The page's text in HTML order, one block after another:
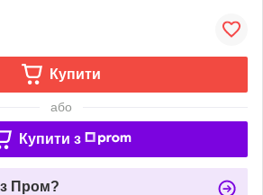
Купити
або
Купити з
Пром?